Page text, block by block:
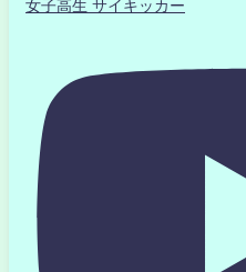
女子高生 サイキッカー